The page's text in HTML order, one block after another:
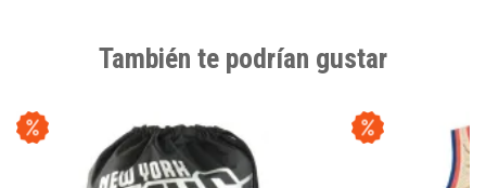
También te podrían gustar